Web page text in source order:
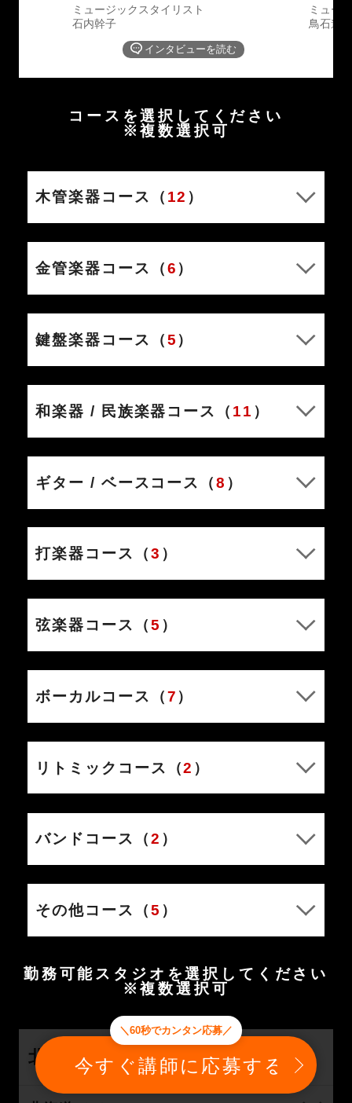
＼60秒でカンタン応募／
ミュージックスタイリスト
石内幹子
インタビューを読む
ミュー
鳥石遼太
コースを選択してください
※複数選択可
木管楽器コース（ 12 ）
金管楽器コース（6 ）
鍵盤楽器コース（5 ）
和楽器 / 民族楽器コース（ 11 ）
ギター / ベースコース（8 ）
打楽器コース（3 ）
弦楽器コース（5 ）
ボーカルコース（7 ）
リトミックコース（2 ）
バンドコース（2 ）
その他コース（5 ）
勤務可能スタジオを選択してください
※複数選択可
北海道・東北